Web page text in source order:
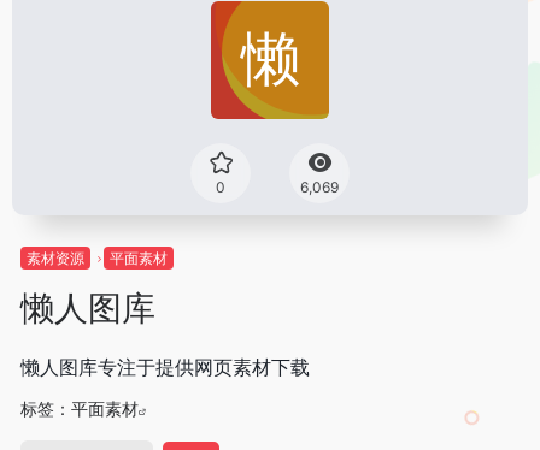
0 6,069
素材资源 平面素材
懒人图库
懒人图库专注于提供网页素材下载
标签： 平面素材